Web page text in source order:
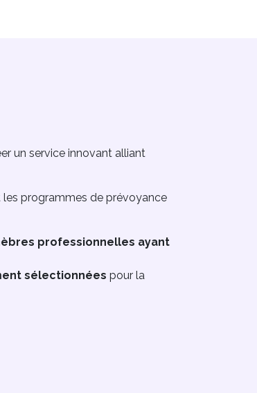
un service innovant alliant
les programmes de prévoyance
professionnelles ayant
sélectionnées pour la